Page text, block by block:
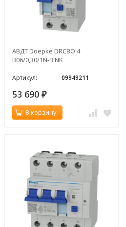
АВДТ Doepke DRCBO 4
B06/0,30/1N-B NK
Артикул: 09949211
53 690 ₽
В корзину